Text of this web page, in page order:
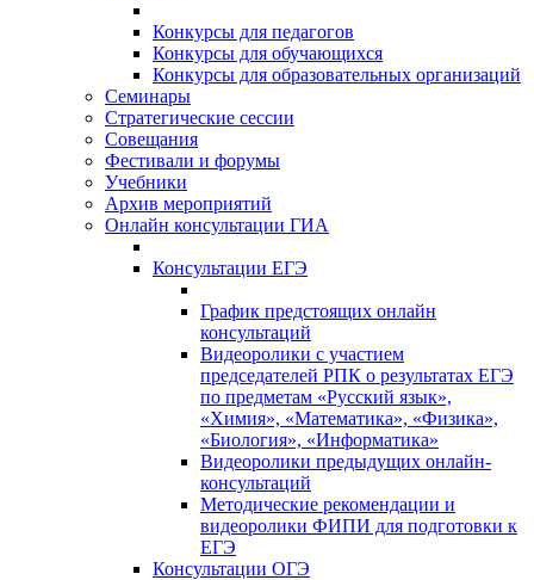
Конкурсы для педагогов
Конкурсы для обучающихся
Конкурсы для образовательных организаций
Семинары
Стратегические сессии
Совещания
Фестивали и форумы
Учебники
Архив мероприятий
Онлайн консультации ГИА
Консультации ЕГЭ
График предстоящих онлайн
консультаций
Видеоролики с участием
председателей РПК о результатах ЕГЭ
по предметам «Русский язык»,
«Химия», «Математика», «Физика»,
«Биология», «Информатика»
Видеоролики предыдущих онлайн-
консультаций
Методические рекомендации и
видеоролики ФИПИ для подготовки к
ЕГЭ
Консультации ОГЭ